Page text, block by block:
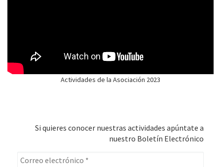
Actividades de la Asociación 2023
Si quieres conocer nuestras actividades apúntate a
nuestro Boletín Electrónico